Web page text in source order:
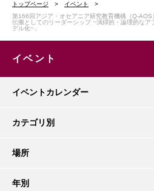
トップページ
イベント
第166回アジア・オセアニア研究教育機構（Q-
伝搬としてのリーダーシップ ~演繹的・論理的なア
デル化~」
イベント
イベントカレンダー
カテゴリ別
場所
年別